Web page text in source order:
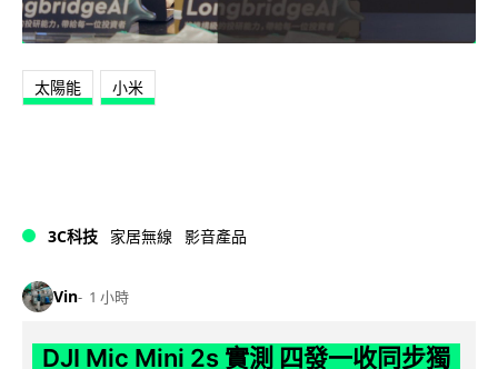
太陽能 小米
3C科技 家居無線 影音產品
Vin 1 小時
DJI Mic Mini 2s 實測 四發一收同步獨